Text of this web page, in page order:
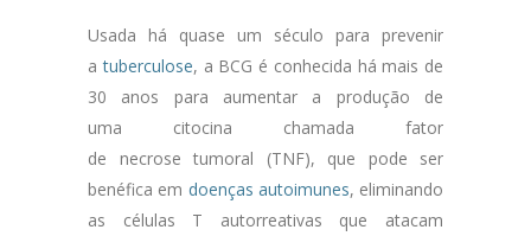
Usada há quase um século para prevenir
atuberculose, a BCG é conhecida há mais de
30 anos para aumentar a produção de
uma citocina chamada fator
de necrose tumoral (TNF), que pode ser
benéfica em doenças autoimunes, eliminando
as células T autorreativas que atacam